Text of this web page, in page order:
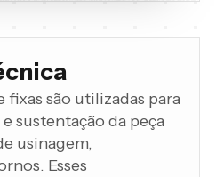
fixas são utilizadas para
sustentação da peça
usinagem,
Esses